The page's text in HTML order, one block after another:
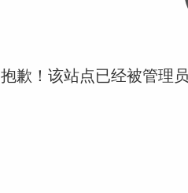
抱歉！该站点已经被管理